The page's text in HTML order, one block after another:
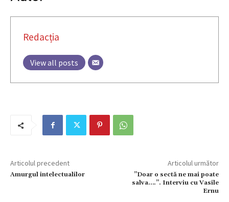
Redacția
View all posts
Articolul precedent
Amurgul intelectualilor
Articolul următor
”Doar o sectă ne mai poate
salva….”. Interviu cu Vasile
Ernu